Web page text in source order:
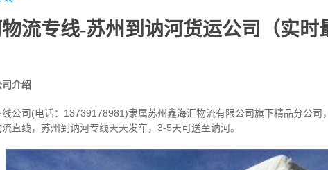
流专线-苏州到讷河货运公司（实时
介绍
司(电话：13739178981)隶属苏州鑫海汇物流有限公司旗下精品分公司
直线，苏州到讷河专线天天发车，3-5天可送至讷河。